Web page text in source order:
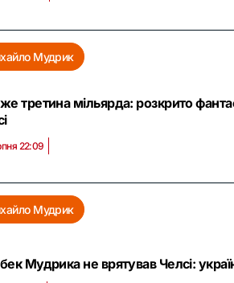
Мудрик
третина мільярда: розкрито
22:09
Мудрик
Мудрика не врятував Челсі: